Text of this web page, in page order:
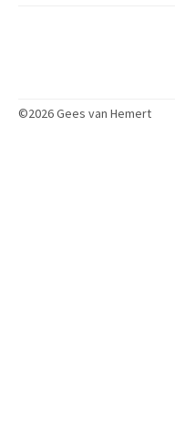
©2026 Gees van Hemert